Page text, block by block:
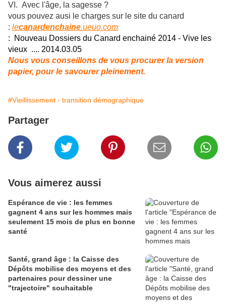
VI. Avec l'âge, la sagesse ?
vous pouvez ausi le charges sur le site du canard
: lecanardenchaine.ueuo.com
: Nouveau Dossiers du Canard enchainé 2014 - Vive les
vieux .... 2014.03.05
Nous vous conseillons de vous procurer la version
papier, pour le savourer pleinement.
#Vieillissement - transition démographique
Partager
Vous aimerez aussi
Espérance de vie : les femmes
gagnent 4 ans sur les hommes mais
seulement 15 mois de plus en bonne
santé
Santé, grand âge : la Caisse des
Dépôts mobilise des moyens et des
partenaires pour dessiner une
"trajectoire" souhaitable